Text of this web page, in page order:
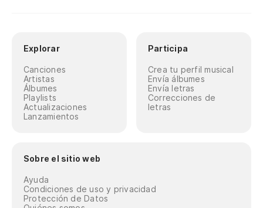
Explorar
Canciones
Artistas
Álbumes
Playlists
Actualizaciones
Lanzamientos
Participa
Crea tu perfil musical
Envía álbumes
Envía letras
Correcciones de
letras
Sobre el sitio web
Ayuda
Condiciones de uso y privacidad
Protección de Datos